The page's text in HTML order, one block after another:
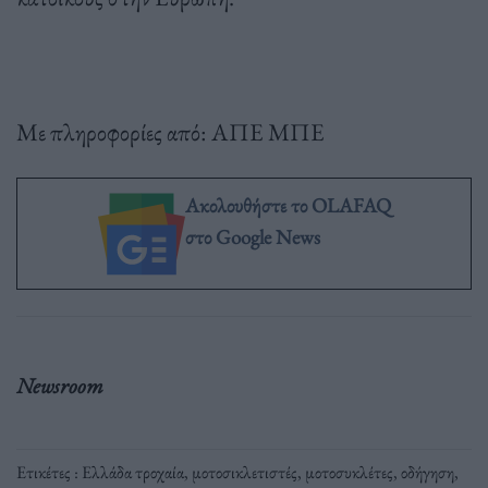
Με πληροφορίες από: ΑΠΕ ΜΠΕ
Ακολουθήστε το OLAFAQ
στο Google News
Newsroom
Ετικέτες : Ελλάδα τροχαία, μοτοσικλετιστές, μοτοσυκλέτες,οδήγηση,